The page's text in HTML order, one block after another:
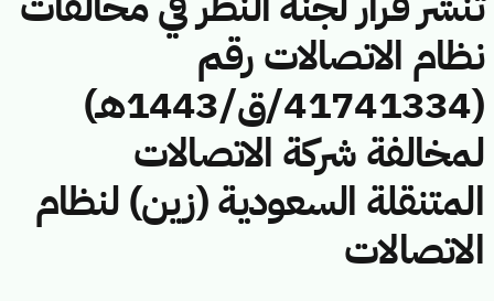
نظام الاتصالات رقم
(41741334/ق/1443هـ)
لمخالفة شركة الاتصالات
المتنقلة السعودية (زين) لنظام
الاتصالات